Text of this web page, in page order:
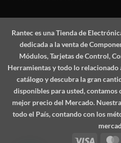
Ranteces una Tienda de
dedicada a la venta de
Módulos, Tarjetas de Control,
Herramientas y todo lo
catálogo y descubra la gran
disponibles para usted, contamos
mejor precio del Mercado.
todo el País, contando con los
Visa